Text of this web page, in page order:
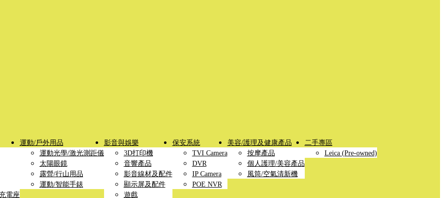
電座
運動/戶外用品
運動光學/激光測距儀
太陽眼鏡
露營/行山用品
運動/智能手錶
影音與娛樂
3D打印機
音響產品
影音線材及配件
顯示屏及配件
遊戲
保安系統
TVI Camera
DVR
IP Camera
POE NVR
美容/護理及健康產品
按摩產品
個人護理/美容產品
風筒/空氣清新機
二手專區
Leica (Pre-owned)